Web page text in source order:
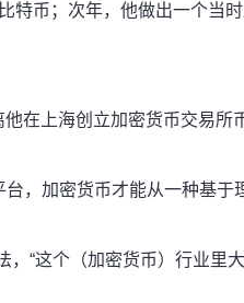
特币；次年，他做出一个当时
在上海创立加密货币交易所
，加密货币才能从一种基于
，“这个（加密货币）行业里